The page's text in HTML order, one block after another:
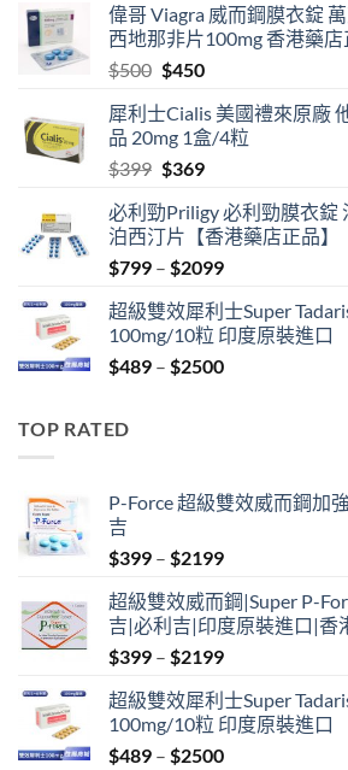
偉哥 Viagra 威而鋼膜衣錠
西地那非片100mg 香港藥店
$500 Original
was:
$500.
$450Current
is:
$450.
犀利士Cialis 美國禮來原廠
品 20mg 1盒/4粒
$399 Original
was:
$399.
$369Current
is:
$369.
必利勁Priligy 必利勁膜衣錠
泊西汀片【香港藥店正品】
$799 – $2099Price
$799
through
$2099
超級雙效犀利士Super
100mg/10粒 印度原裝進口
$489 – $2500Price
TOP RATED
P-Force 超級雙效威而鋼加
吉
$399 – $2199Price
$399
through
$2199
超級雙效威而鋼|Super P-
吉|必利吉|印度原裝進口|香
$399 – $2199Price
$399
through
$2199
超級雙效犀利士Super
100mg/10粒 印度原裝進口
$489 – $2500Price